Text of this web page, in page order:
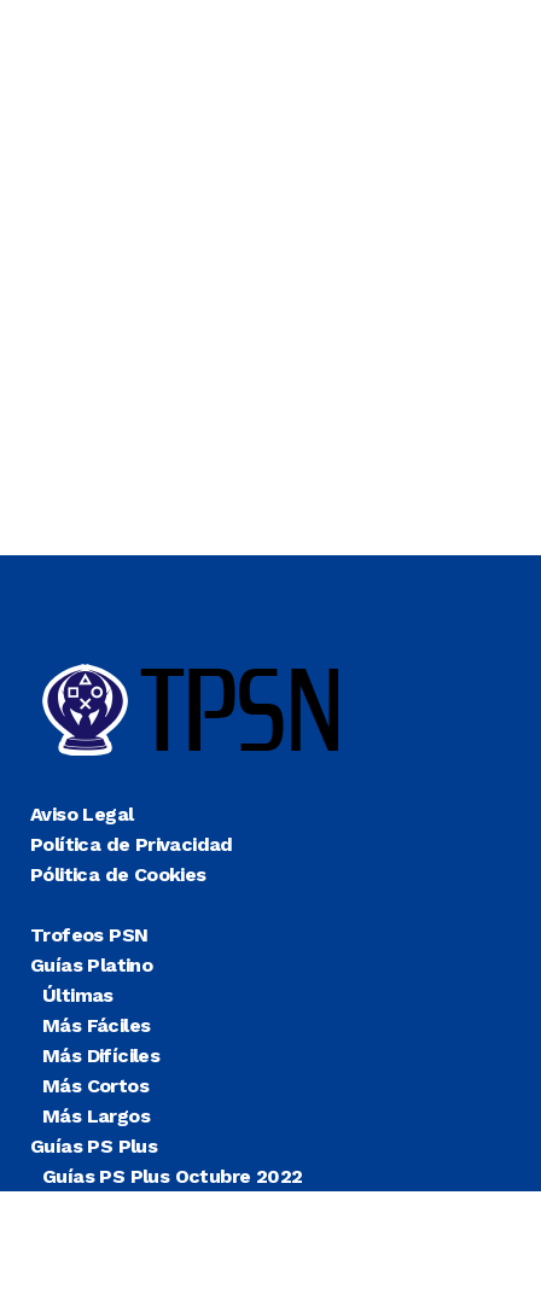
Aviso Legal
Política de Privacidad
Pólitica de Cookies
Trofeos PSN
Guías Platino
Últimas
Más Fáciles
Más Difíciles
Más Cortos
Más Largos
Guías PS Plus
Guías PS Plus Octubre 2022